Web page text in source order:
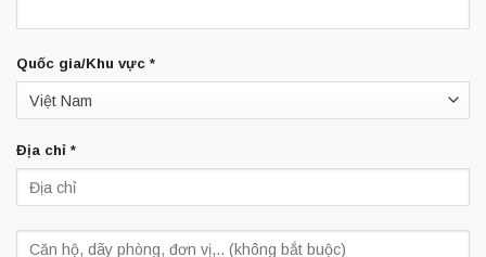
Quốc gia/Khu vực *
Việt Nam
Địa chỉ *